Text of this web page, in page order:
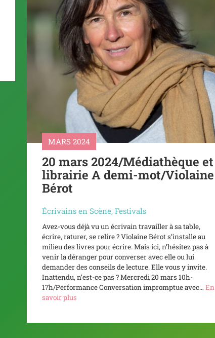
MARS 2024
20 mars 2024/Médiathèque et
librairie A demi-mot/Violaine
Bérot
Écrivains en Scène, Festivals
Avez-vous déjà vu un écrivain travailler à sa table,
écrire, raturer, se relire ? Violaine Bérot s’installe au
milieu des livres pour écrire. Mais ici, n’hésitez pas à
venir la déranger pour converser avec elle ou lui
demander des conseils de lecture. Elle vous y invite.
Inattendu, n’est-ce pas ? Mercredi 20 mars 10h-
17h/Performance Conversation impromptue avec… En
savoir plus